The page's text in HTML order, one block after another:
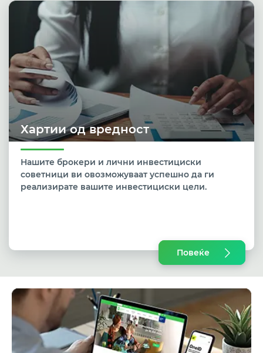
Хартии од вредност
Нашите брокери и лични инвестициски
советници ви овозможуваат успешно да ги
реализирате вашите инвестициски цели.
Повеќе